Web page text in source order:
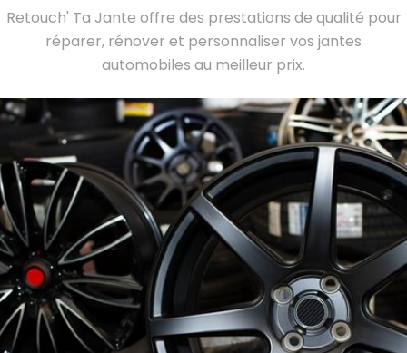
Retouch' Ta Jante offre des prestations de qualité pour
réparer, rénover et personnaliser vos jantes
automobiles au meilleur prix.